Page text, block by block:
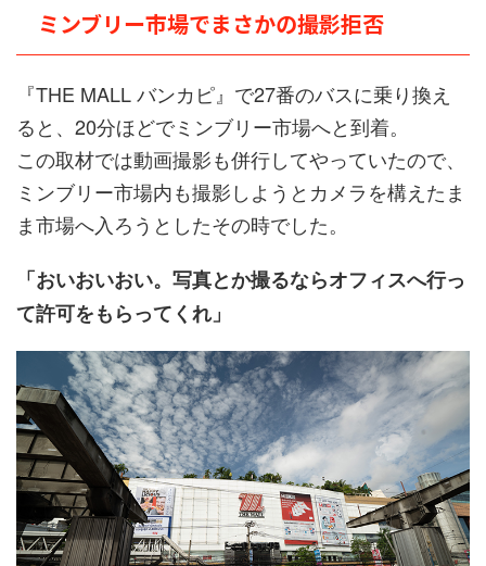
ミンブリー市場でまさかの撮影拒否
『THE MALL バンカピ』で27番のバスに乗り換え
ると、20分ほどでミンブリー市場へと到着。
この取材では動画撮影も併行してやっていたので、
ミンブリー市場内も撮影しようとカメラを構えたま
ま市場へ入ろうとしたその時でした。
「おいおいおい。写真とか撮るならオフィスへ行っ
て許可をもらってくれ」